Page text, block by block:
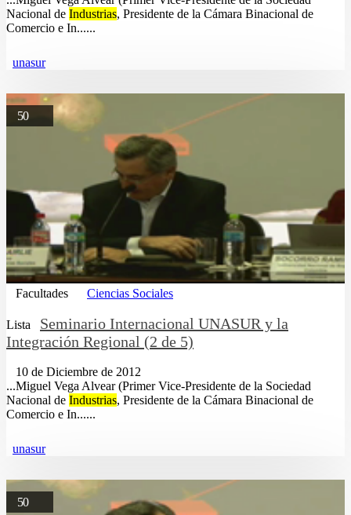
Nacional de Industrias, Presidente de la Cámara Binacional de
Comercio e In......
unasur
50
Facultades Ciencias Sociales
Lista
Seminario Internacional UNASUR y la
Integración Regional (2 de 5)
10 de Diciembre de 2012
...Miguel Vega Alvear (Primer Vice-Presidente de la Sociedad
Nacional de Industrias, Presidente de la Cámara Binacional de
Comercio e In......
unasur
50